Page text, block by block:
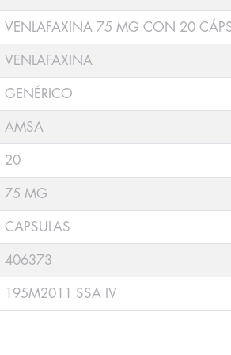
VENLAFAXINA 75 MG CON 20
VENLAFAXINA
GENÉRICO
AMSA
20
75 MG
CAPSULAS
406373
195M2011 SSA IV